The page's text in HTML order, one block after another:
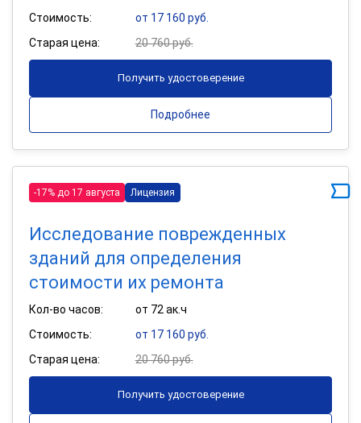
Стоимость:
от 17 160 руб.
Старая цена:
20 760 руб.
Получить удостоверение
Подробнее
-17% до 17 августа Лицензия
Исследование поврежденных
зданий для определения
стоимости их ремонта
Кол-во часов:
от 72 ак.ч
Стоимость:
от 17 160 руб.
Старая цена:
20 760 руб.
Получить удостоверение